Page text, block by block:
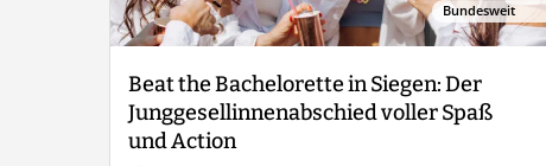
Bundesweit
Beat the Bachelorette in Siegen: Der
Junggesellinnenabschied voller Spaß
und Action